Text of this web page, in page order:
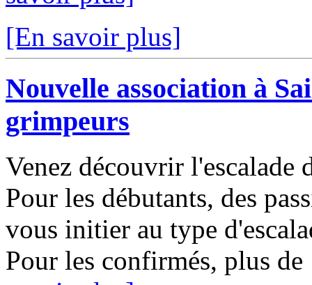
[En savoir plus]
Nouvelle association à
grimpeurs
Venez découvrir l'escalade
Pour les débutants, des
vous initier au type
Pour les confirmés, plus